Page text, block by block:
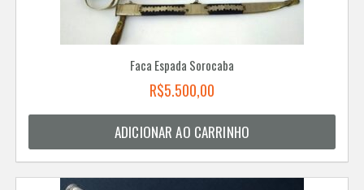
Faca Espada Sorocaba
R$5.500,00
ADICIONAR AO CARRINHO